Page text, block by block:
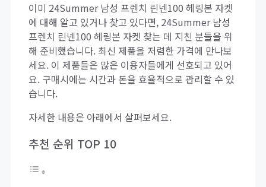
이미 24Summer 남성 프렌치 린넨100 헤링본 자켓
에 대해 알고 있거나 찾고 있다면, 24Summer 남성
프렌치 린넨100 헤링본 자켓 찾는 데 지친 분들을 위
해 준비했습니다. 최신 제품을 저렴한 가격에 만나보
세요. 이 제품들은 많은 이용자들에게 선호되고 있어
요. 구매시에는 시간과 돈을 효율적으로 관리할 수 있
습니다.
자세한 내용은 아래에서 살펴보세요.
추천 순위 TOP 10